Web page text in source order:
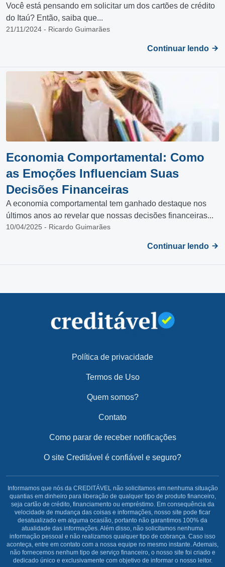
Você está pensando em solicitar um dos cartões de crédito
do Itaú? Então, saiba que...
21/11/2024 - Ricardo Guimarães
Continuar lendo
Economia Comportamental: Como
as Emoções Influenciam Suas
Decisões Financeiras
A economia comportamental tem ganhado destaque nos
últimos anos ao revelar que nossas decisões financeiras...
10/04/2025 - Ricardo Guimarães
Continuar lendo
Política de privacidade
Termos de Uso
Quem somos?
Contato
Como parar de receber notificações
O site Creditável é confiável e seguro?
Informamos que nós da CREDITÁVEL não solicitamos em nenhuma situação
quantias em dinheiro para liberação de qualquer tipo de produto financeiro,
seja cartão de crédito, financiamento ou empréstimo. Em consequência da
velocidade de mudança das coisas e informações, nosso site pode ficar
desatualizado em alguma ocasião, portanto não garantimos 100% da
atualidade das informações. Além disso, não solicitamos nenhuma
informação pessoal e não realizamos qualquer tipo de cobrança. Caso isso
aconteça, entre em contato com a nossa equipe no mesmo instante. Ademais,
não fornecemos nenhum tipo de serviço financeiro, o nosso site foi criado e
dedicado único e exclusivamente com objetivo de informar o nosso leitor.